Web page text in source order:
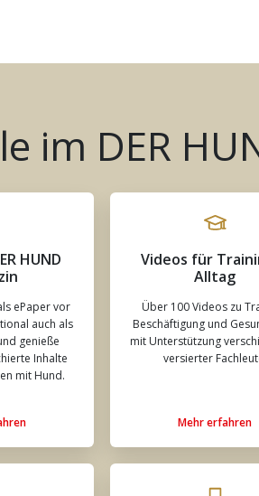
im DER
HUND
ePaper vor
auch als
genieße
Inhalte
mit Hund.
Videos für
Alltag
Über 100 Videos zu
Beschäftigung und
mit Unterstützung
versierter
Mehr erfahren